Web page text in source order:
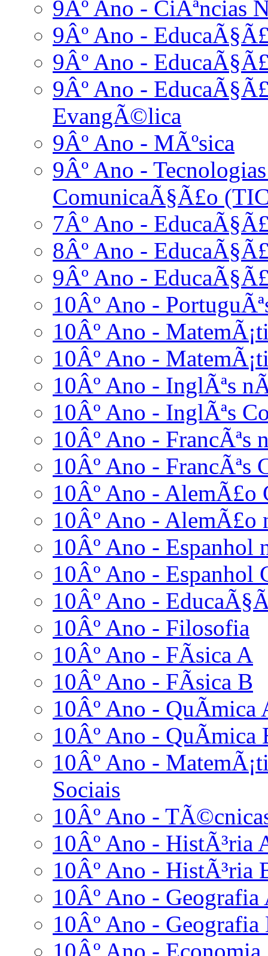
9Âº Ano - CiÃªncias
9Âº Ano -
9Âº Ano -
9Âº Ano -
EvangÃ©lica
9Âº Ano - MÃºsica
9Âº Ano -
ComunicaÃ§Ã£o
7Âº Ano -
8Âº Ano -
9Âº Ano -
10Âº Ano -
10Âº Ano -
10Âº Ano -
10Âº Ano - InglÃªs
10Âº Ano - InglÃªs
10Âº Ano - FrancÃªs
10Âº Ano -
10Âº Ano -
10Âº Ano - AlemÃ£o
10Âº Ano - Espanhol
10Âº Ano -
10Âº Ano -
10Âº Ano - Filosofia
10Âº Ano - FÃ­sica A
10Âº Ano - FÃ­sica B
10Âº Ano - QuÃ­mica
10Âº Ano - QuÃ­mica
10Âº Ano -
Sociais
10Âº Ano -
10Âº Ano - HistÃ³ria
10Âº Ano - HistÃ³ria
10Âº Ano - Geografia
10Âº Ano - Geografia
10Âº Ano - Economia